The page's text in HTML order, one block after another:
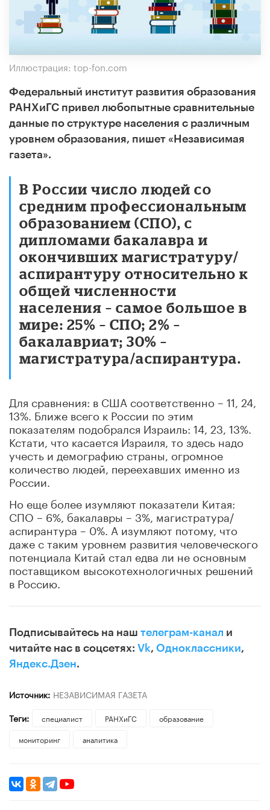
Иллюстрация: top-fon.com
Федеральный институт развития образования
РАНХиГС привел любопытные сравнительные
данные по структуре населения с различным
уровнем образования, пишет «Независимая
газета».
В России число людей со
средним профессиональным
образованием (СПО), с
дипломами бакалавра и
окончивших магистратуру/
аспирантуру относительно к
общей численности
населения – самое большое в
мире: 25% – СПО; 2% –
бакалавриат; 30% –
магистратура/аспирантура.
Для сравнения: в США соответственно – 11, 24,
13%. Ближе всего к России по этим
показателям подобрался Израиль: 14, 23, 13%.
Кстати, что касается Израиля, то здесь надо
учесть и демографию страны, огромное
количество людей, переехавших именно из
России.
Но еще более изумляют показатели Китая:
СПО – 6%, бакалавры – 3%, магистратура/
аспирантура – 0%. А изумляют потому, что
даже с таким уровнем развития человеческого
потенциала Китай стал едва ли не основным
поставщиком высокотехнологичных решений
в Россию.
Подписывайтесь на наш телеграм-канал и
читайте нас в соцсетях: Vk, Одноклассники,
Яндекс.Дзен.
Источник: НЕЗАВИСИМАЯ ГАЗЕТА
Теги:
специалист РАНХиГС
образование
мониторинг
аналитика